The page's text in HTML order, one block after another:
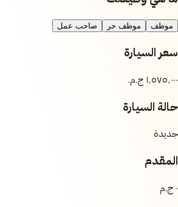
موظف موظف حر صاحب عمل
سعر السيارة
حالة السيارة
جديدة
المقدم
٠ ج.م